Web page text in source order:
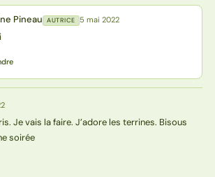
Pineau AUTRICE 5 mai 2022
Je vais la faire. J’adore les terrines. Bisous
soirée